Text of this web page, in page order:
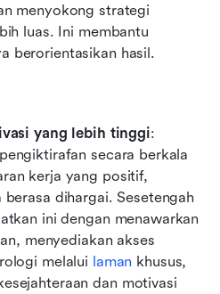
menyokong strategi
luas. Ini membantu
berorientasikan hasil.
yang lebih tinggi:
secara berkala
kerja yang positif,
dihargai. Sesetengah
ini dengan menawarkan
menyediakan akses
melalui laman khusus,
dan motivasi